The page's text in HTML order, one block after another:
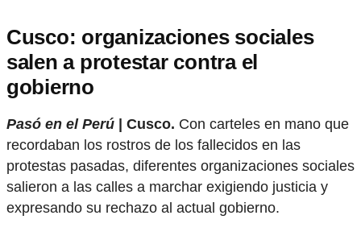
Cusco: organizaciones sociales
salen a protestar contra el
gobierno
Pasó en el Perú | Cusco. Con carteles en mano que
recordaban los rostros de los fallecidos en las
protestas pasadas, diferentes organizaciones sociales
salieron a las calles a marchar exigiendo justicia y
expresando su rechazo al actual gobierno.